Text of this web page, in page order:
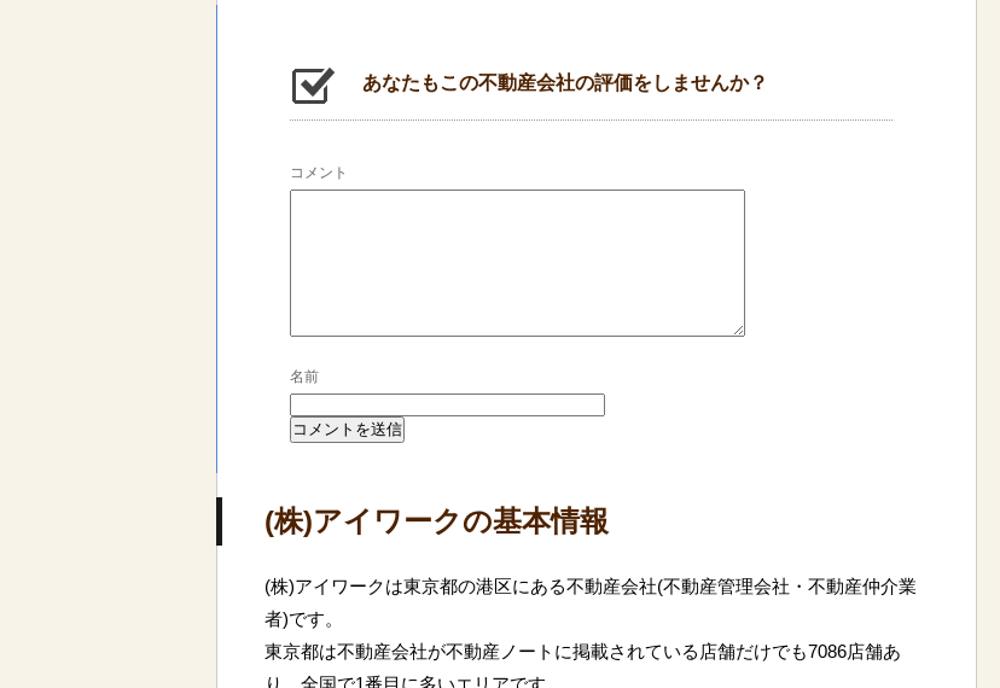
あなたもこの不動産会社の評価をしませんか？
コメント
名前
(株)アイワークの基本情報
(株)アイワークは東京都の港区にある不動産会社(不動産管理会社・不動産仲介業
者)です。
東京都は不動産会社が不動産ノートに掲載されている店舗だけでも7086店舗あ
り、全国で1番目に多いエリアです。